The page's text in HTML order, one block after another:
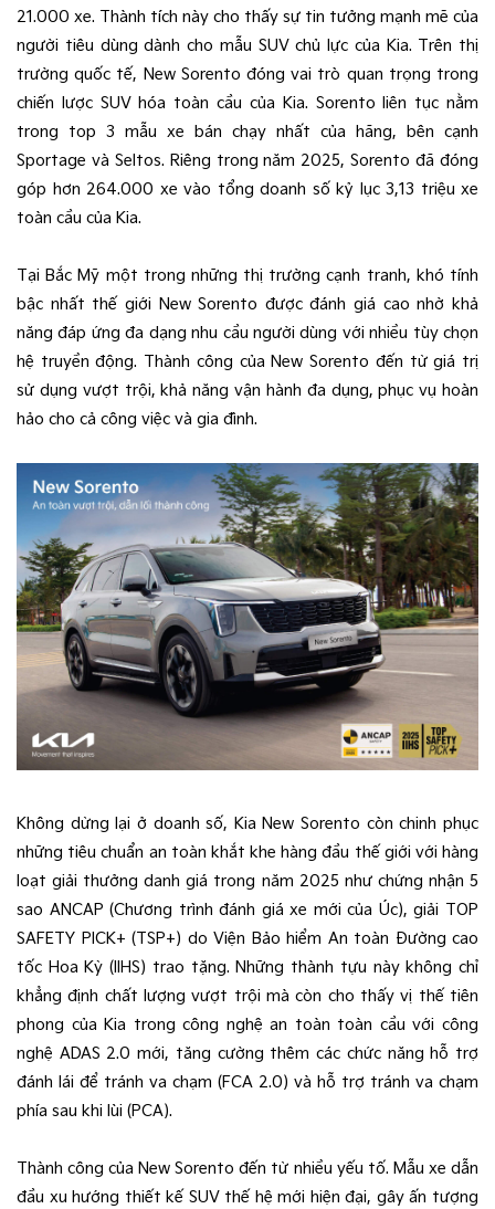
21.000 xe. Thành tích này cho thấy sự tin tưởng mạnh mẽ của
người tiêu dùng dành cho mẫu SUV chủ lực của Kia. Trên thị
trường quốc tế, New Sorento đóng vai trò quan trọng trong
chiến lược SUV hóa toàn cầu của Kia. Sorento liên tục nằm
trong top 3 mẫu xe bán chạy nhất của hãng, bên cạnh
Sportage và Seltos. Riêng trong năm 2025, Sorento đã đóng
góp hơn 264.000 xe vào tổng doanh số kỷ lục 3,13 triệu xe
toàn cầu của Kia.
Tại Bắc Mỹ một trong những thị trường cạnh tranh, khó tính
bậc nhất thế giới New Sorento được đánh giá cao nhờ khả
năng đáp ứng đa dạng nhu cầu người dùng với nhiều tùy chọn
hệ truyền động. Thành công của New Sorento đến từ giá trị
sử dụng vượt trội, khả năng vận hành đa dụng, phục vụ hoàn
hảo cho cả công việc và gia đình.
Không dừng lại ở doanh số, Kia New Sorento còn chinh phục
những tiêu chuẩn an toàn khắt khe hàng đầu thế giới với hàng
loạt giải thưởng danh giá trong năm 2025 như chứng nhận 5
sao ANCAP (Chương trình đánh giá xe mới của Úc), giải TOP
SAFETY PICK+ (TSP+) do Viện Bảo hiểm An toàn Đường cao
tốc Hoa Kỳ (IIHS) trao tặng. Những thành tựu này không chỉ
khẳng định chất lượng vượt trội mà còn cho thấy vị thế tiên
phong của Kia trong công nghệ an toàn toàn cầu với công
nghệ ADAS 2.0 mới, tăng cường thêm các chức năng hỗ trợ
đánh lái để tránh va chạm (FCA 2.0) và hỗ trợ tránh va chạm
phía sau khi lùi (PCA).
Thành công của New Sorento đến từ nhiều yếu tố. Mẫu xe dẫn
đầu xu hướng thiết kế SUV thế hệ mới hiện đại, gây ấn tượng